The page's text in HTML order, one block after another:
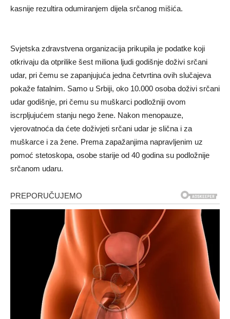
kasnije rezultira odumiranjem dijela srčanog mišića.
Svjetska zdravstvena organizacija prikupila je podatke koji
otkrivaju da otprilike šest miliona ljudi godišnje doživi srčani
udar, pri čemu se zapanjujuća jedna četvrtina ovih slučajeva
pokaže fatalnim. Samo u Srbiji, oko 10.000 osoba doživi srčani
udar godišnje, pri čemu su muškarci podložniji ovom
iscrpljujućem stanju nego žene. Nakon menopauze,
vjerovatnoća da ćete doživjeti srčani udar je slična i za
muškarce i za žene. Prema zapažanjima napravljenim uz
pomoć stetoskopa, osobe starije od 40 godina su podložnije
srčanom udaru.